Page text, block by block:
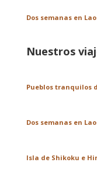
Dos semanas en
Nuestros
Pueblos tranquilos
Dos semanas en
Isla de Shikoku e